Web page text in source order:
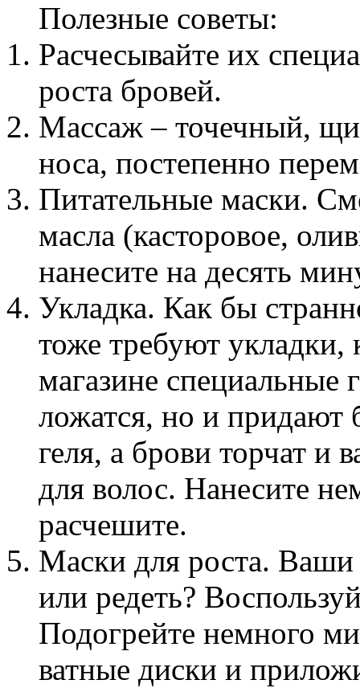
Полезные советы:
Расчесывайте их
роста бровей.
Массаж – точечный,
носа, постепенно
Питательные маски.
масла (касторовое,
нанесите на десять
Укладка. Как бы
тоже требуют укладки,
магазине специальные
ложатся, но и придают
геля, а брови торчат и
для волос. Нанесите
расчешите.
Маски для роста. Ваши
или редеть?
Подогрейте немного
ватные диски и